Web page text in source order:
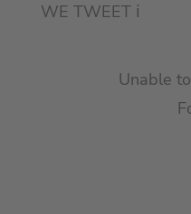
WE TWEET ℹ︎
Unable